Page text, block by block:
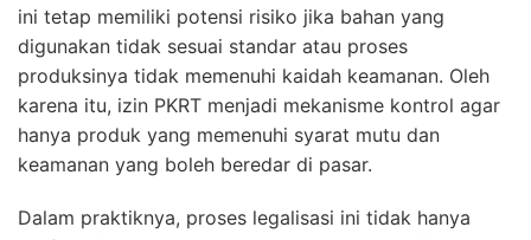
ini tetap memiliki potensi risiko jika bahan yang
digunakan tidak sesuai standar atau proses
produksinya tidak memenuhi kaidah keamanan. Oleh
karena itu, izin PKRT menjadi mekanisme kontrol agar
hanya produk yang memenuhi syarat mutu dan
keamanan yang boleh beredar di pasar.
Dalam praktiknya, proses legalisasi ini tidak hanya